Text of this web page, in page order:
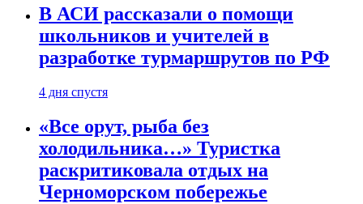
В АСИ рассказали о помощи
школьников и учителей в
разработке турмаршрутов по РФ
4 дня спустя
«Все орут, рыба без
холодильника…» Туристка
раскритиковала отдых на
Черноморском побережье